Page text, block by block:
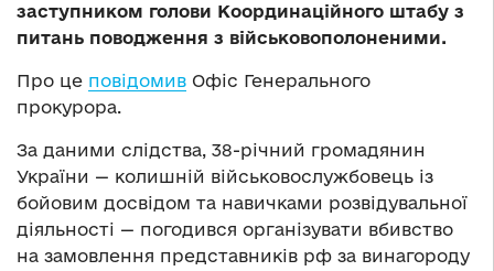
заступником голови Координаційного штабу з
питань поводження з військовополоненими.
Про це повідомив Офіс Генерального
прокурора.
За даними слідства, 38-річний громадянин
України — колишній військовослужбовець із
бойовим досвідом та навичками розвідувальної
діяльності — погодився організувати вбивство
на замовлення представників рф за винагороду